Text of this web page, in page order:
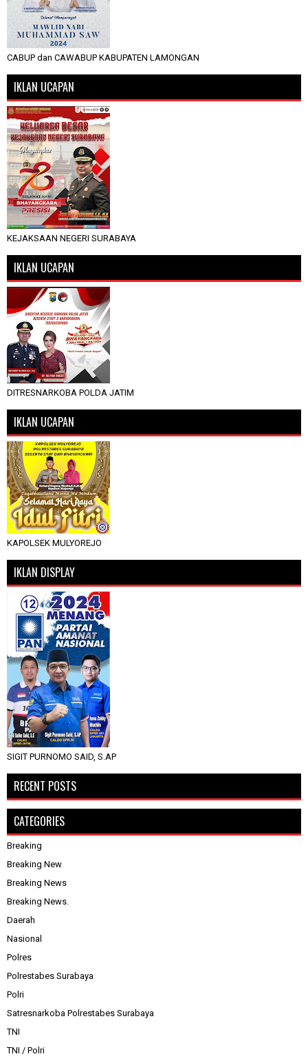
CABUP dan CAWABUP KABUPATEN LAMONGAN
IKLAN UCAPAN
KEJAKSAAN NEGERI SURABAYA
IKLAN UCAPAN
DITRESNARKOBA POLDA JATIM
IKLAN UCAPAN
KAPOLSEK MULYOREJO
IKLAN DISPLAY
SIGIT PURNOMO SAID, S.AP
RECENT POSTS
CATEGORIES
Breaking
Breaking New
Breaking News
Breaking News.
Daerah
Nasional
Polres
Polrestabes Surabaya
Polri
Satresnarkoba Polrestabes Surabaya
TNI
TNI / Polri